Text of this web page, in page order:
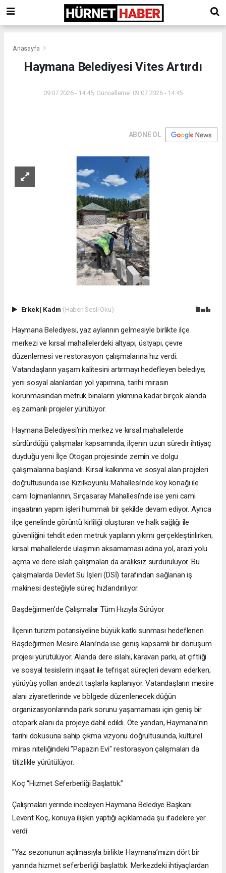
Anasayfa
Haymana Belediyesi Vites Artırdı
09.07.2026 - 14:45, Güncelleme: 09.07.2026 - 14:45
ABONE OL
Erkek| Kadın (Haberi Sesli Oku)
Haymana Belediyesi, yaz aylarının gelmesiyle birlikte ilçe
merkezi ve kırsal mahallelerdeki altyapı, üstyapı, çevre
düzenlemesi ve restorasyon çalışmalarına hız verdi.
Vatandaşların yaşam kalitesini artırmayı hedefleyen belediye;
yeni sosyal alanlardan yol yapımına, tarihi mirasın
korunmasından metruk binaların yıkımına kadar birçok alanda
eş zamanlı projeler yürütüyor.
Haymana Belediyesi’nin merkez ve kırsal mahallelerde
sürdürdüğü çalışmalar kapsamında, ilçenin uzun süredir ihtiyaç
duyduğu yeni İlçe Otogarı projesinde zemin ve dolgu
çalışmalarına başlandı. Kırsal kalkınma ve sosyal alan projeleri
doğrultusunda ise Kızılkoyunlu Mahallesi’nde köy konağı ile
cami lojmanlarının, Sırçasaray Mahallesi’nde ise yeni cami
inşaatının yapım işleri hummalı bir şekilde devam ediyor. Ayrıca
ilçe genelinde görüntü kirliliği oluşturan ve halk sağlığı ile
güvenliğini tehdit eden metruk yapıların yıkımı gerçekleştirilirken;
kırsal mahallelerde ulaşımın aksamaması adına yol, arazi yolu
açma ve dere ıslah çalışmaları da aralıksız sürdürülüyor. Bu
çalışmalarda Devlet Su İşleri (DSİ) tarafından sağlanan iş
makinesi desteğiyle süreç hızlandırılıyor.
Başdeğirmen’de Çalışmalar Tüm Hızıyla Sürüyor
İlçenin turizm potansiyeline büyük katkı sunması hedeflenen
Başdeğirmen Mesire Alanı’nda ise geniş kapsamlı bir dönüşüm
projesi yürütülüyor. Alanda dere ıslahı, karavan parkı, at çiftliği
ve sosyal tesislerin inşaat ile tefrişat süreçleri devam ederken,
yürüyüş yolları andezit taşlarla kaplanıyor. Vatandaşların mesire
alanı ziyaretlerinde ve bölgede düzenlenecek düğün
organizasyonlarında park sorunu yaşamaması için geniş bir
otopark alanı da projeye dahil edildi. Öte yandan, Haymana’nın
tarihi dokusuna sahip çıkma vizyonu doğrultusunda, kültürel
miras niteliğindeki "Papazın Evi" restorasyon çalışmaları da
titizlikle yürütülüyor.
Koç “Hizmet Seferberliği Başlattık.”
Çalışmaları yerinde inceleyen Haymana Belediye Başkanı
Levent Koç, konuya ilişkin yaptığı açıklamada şu ifadelere yer
verdi:
"Yaz sezonunun açılmasıyla birlikte Haymana’mızın dört bir
yanında hizmet seferberliği başlattık. Merkezdeki ihtiyaçlardan